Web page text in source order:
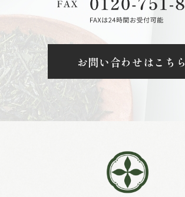
お問い合わせはこちら